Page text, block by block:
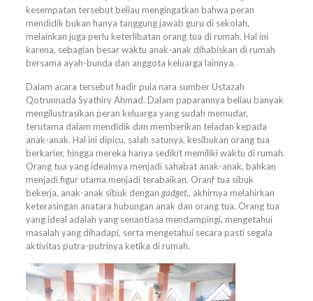
kesempatan tersebut beliau mengingatkan bahwa peran
mendidik bukan hanya tanggung jawab guru di sekolah,
melainkan juga perlu keterlibatan orang tua di rumah. Hal ini
karena, sebagian besar waktu anak-anak dihabiskan di rumah
bersama ayah-bunda dan anggota keluarga lainnya.
Dalam acara tersebut hadir pula nara sumber Ustazah
Qotrunnada Syathiry Ahmad. Dalam paparannya beliau banyak
mengilustrasikan peran keluarga yang sudah memudar,
terutama dalam mendidik dan memberikan teladan kepada
anak-anak. Hal ini dipicu, salah satunya, kesibukan orang tua
berkarier, hingga mereka hanya sedikit memiliki waktu di rumah.
Orang tua yang idealmya menjadi sahabat anak-anak, bahkan
menjadi figur utama menjadi terabaikan. Oranf tua sibuk
bekerja, anak-anak sibuk dengan gadget., akhirnya melahirkan
keterasingan anatara hubungan anak dan orang tua. Orang tua
yang ideal adalah yang senantiasa mendampingi, mengetahui
masalah yang dihadapi, serta mengetahui secara pasti segala
aktivitas putra-putrinya ketika di rumah.